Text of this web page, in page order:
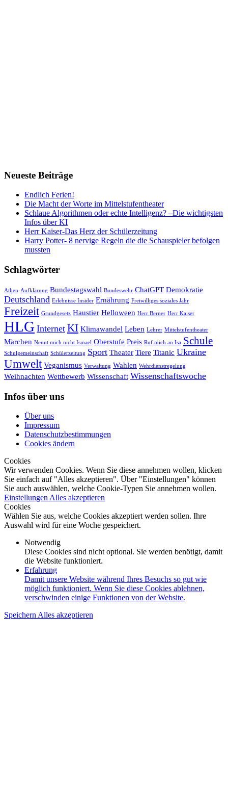
Neueste Beiträge
Endlich Ferien!
Die Macht der Worte im Mittelstufentheater
Schlaue Algorithmen oder echte Intelligenz? –Die wichtigsten
Infos über KI
Herr Kaiser-Das Herz der Schülerzeitung
Harry Potter- 8 nervige Regeln die die Schauspieler befolgen
mussten
Schlagwörter
Athen Aufklärung Bundestagswahl Bundeswehr ChatGPT Demokratie
Deutschland Erlebnisse Insider Ernährung Freiwilliges soziales Jahr
Freizeit Grundgesetz Haustier Helloween Herr Berner Herr Kaiser
HLG Internet KI Klimawandel Leben Lehrer Mittelstufentheater
Märchen Nennt mich nicht Ismael Oberstufe Preis Ruf mich an Isa Schule
Schulgemeinschaft Schülerzeitung Sport Theater Tiere Titanic Ukraine
Umwelt Veganismus Verwaltung Wahlen Wehrdienstregelung
Weihnachten Wettbewerb Wissenschaft Wissenschaftswoche
Infos über uns
Über uns
Impressum
Datenschutzbestimmungen
Cookies ändern
Cookies
Wir verwenden Cookies. Wenn Sie diese annehmen wollen, klicken
Sie einfach auf "Alles akzeptieren". Über "Einstellungen" können
Sie auch auswählen, welche Cookie-Typen Sie annehmen wollen.
Einstellungen Alles akzeptieren
Cookies
Wählen Sie aus, welche Cookies akzeptiert werden sollen. Ihre
Auswahl wird für eine Woche gespeichert.
Notwendig
Diese Cookies sind nicht optional. Sie werden benötigt, damit
die Website funktioniert.
Erfahrung
Damit unsere Website während Ihres Besuchs so gut wie
möglich funktioniert. Wenn Sie diese Cookies ablehnen,
verschwinden einige Funktionen von der Website.
Speichern Alles akzeptieren